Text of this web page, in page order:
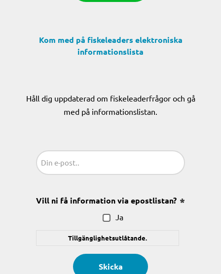
Kom med på fiskeleaders elektroniska
informationslista
Håll dig uppdaterad om fiskeleaderfrågor och gå
med på informationslistan.
Vill ni få information via epostlistan?
Ja
Tillgänglighetsutlåtande.